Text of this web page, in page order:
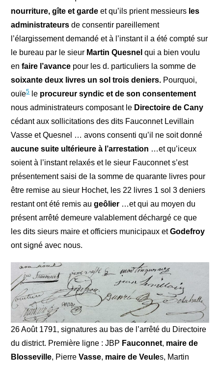
nourriture, gîte et garde et qu’ils prient messieurs les
administrateurs de consentir pareillement
l’élargissement demandé et à l’instant il a été compté sur
le bureau par le sieur Martin Quesnel qui a bien voulu
enfaire l’avance pour les d. particuliers la somme de
soixante deux livres un sol trois deniers. Pourquoi,
ouïe5le procureur syndic et de son consentement
nous administrateurs composant le Directoire de Cany
cédant aux sollicitations des dits Fauconnet Levillain
Vasse et Quesnel … avons consenti qu’il ne soit donné
aucune suite ultérieure à l’arrestation …et qu’iceux
soient à l’instant relaxés et le sieur Fauconnet s’est
présentement saisi de la somme de quarante livres pour
être remise au sieur Hochet, les 22 livres 1 sol 3 deniers
restant ont été remis augeôlier …et qui au moyen du
présent arrêté demeure valablement déchargé ce que
les dits sieurs maire et officiers municipaux etGodefroy
ont signé avec nous.
26 Août 1791, signatures au bas de l’arrêté du Directoire
du district. Première ligne : JBP Fauconnet, maire de
Blosseville, PierreVasse, maire de Veules, Martin